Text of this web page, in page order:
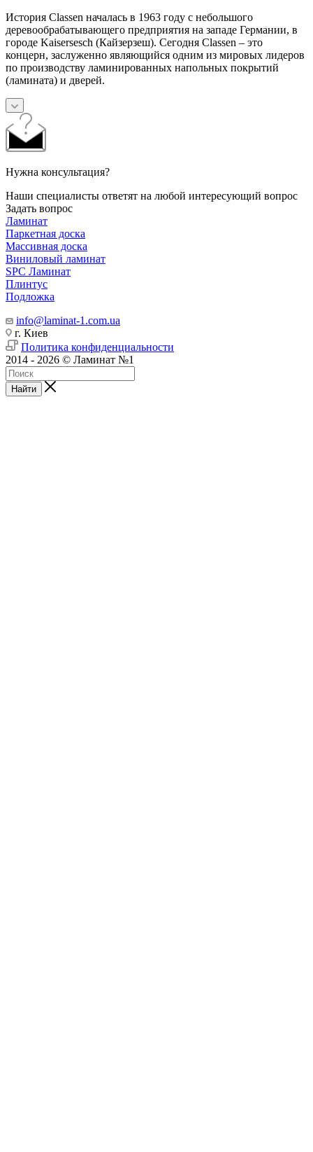
История Classen началась в 1963 году с небольшого
деревообрабатывающего предприятия на западе Германии, в
городе Kaisersesch (Кайзерзеш). Сегодня Classen – это
концерн, заслуженно являющийся одним из мировых лидеров
по производству ламинированных напольных покрытий
(ламината) и дверей.
Нужна консультация?
Наши специалисты ответят на любой интересующий вопрос
Задать вопрос
Ламинат
Паркетная доска
Массивная доска
Виниловый ламинат
SPC Ламинат
Плинтус
Подложка
info@laminat-1.com.ua
г. Киев
Политика конфиденциальности
2014 - 2026 © Ламинат №1
Найти